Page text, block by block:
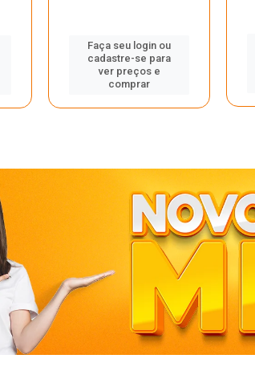
Faça seu login ou
cadastre-se para
ver preços e
comprar